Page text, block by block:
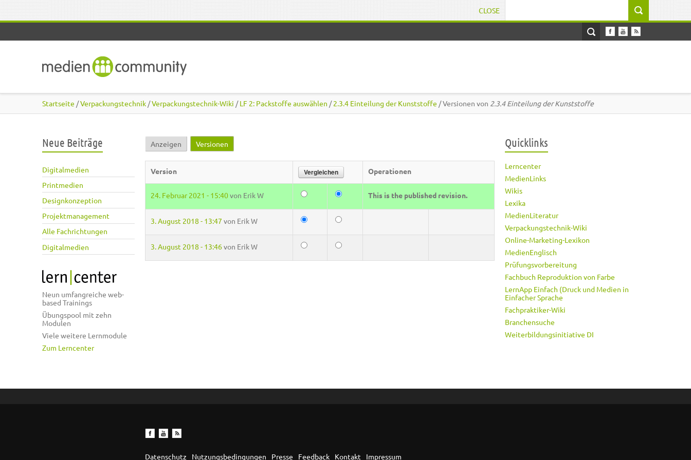
CLOSE
Startseite /Verpackungstechnik /Verpackungstechnik-Wiki /LF 2: Packstoffe auswählen /2.3.4 Einteilung der Kunststoffe / Versionen von 2.3.4 Einteilung der Kunststoffe
Neue Beiträge
Digitalmedien
Printmedien
Designkonzeption
Projektmanagement
Alle Fachrichtungen
Digitalmedien
Neun umfangreiche web-
based Trainings
Übungspool mit zehn
Modulen
Viele weitere Lernmodule
Zum Lerncenter
Haupt-Reiter
Anzeigen Versionen
Version Operationen
24. Februar 2021 - 15:40von Erik W This is the published revision.
3. August 2018 - 13:47 von Erik W
3. August 2018 - 13:46von Erik W
Quicklinks
Lerncenter
MedienLinks
Wikis
Lexika
MedienLiteratur
Verpackungstechnik-Wiki
Online-Marketing-Lexikon
MedienEnglisch
Prüfungsvorbereitung
Fachbuch Reproduktion von Farbe
LernApp Einfach (Druck und Medien in
Einfacher Sprache
Fachpraktiker-Wiki
Branchensuche
Weiterbildungsinitiative DI
Datenschutz Nutzungsbedingungen Presse Feedback Kontakt Impressum